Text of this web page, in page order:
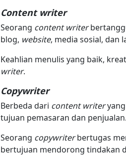
Content writer
Seorang content writer
blog, website, media sosial, dan
Keahlian menulis yang baik,
writer.
Copywriter
Berbeda dari content writer
tujuan pemasaran dan penjualan.
Seorang copywriterbertugas
bertujuan mendorong tindakan